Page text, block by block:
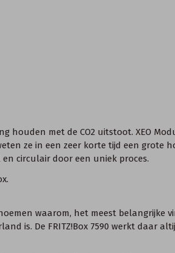
met de CO2 uitstoot. XEO
ze in een zeer korte tijd een grote
circulair door een uniek proces.
waarom, het meest belangrijke
is. De FRITZ!Box 7590 werkt daar